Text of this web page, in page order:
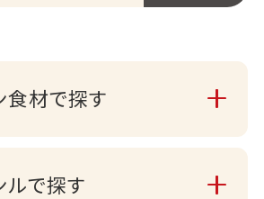
食材で探す
ルで探す